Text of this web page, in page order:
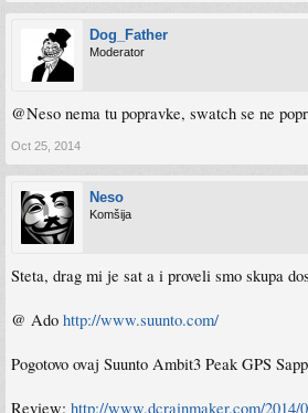
Dog_Father
Moderator
@Neso nema tu popravke, swatch se ne
Oct 25, 2014
Neso
Komšija
Steta, drag mi je sat a i proveli smo skupa
@ Ado http://www.suunto.com/
Pogotovo ovaj Suunto Ambit3 Peak GPS
Review: http://www.dcrainmaker.com/2014/